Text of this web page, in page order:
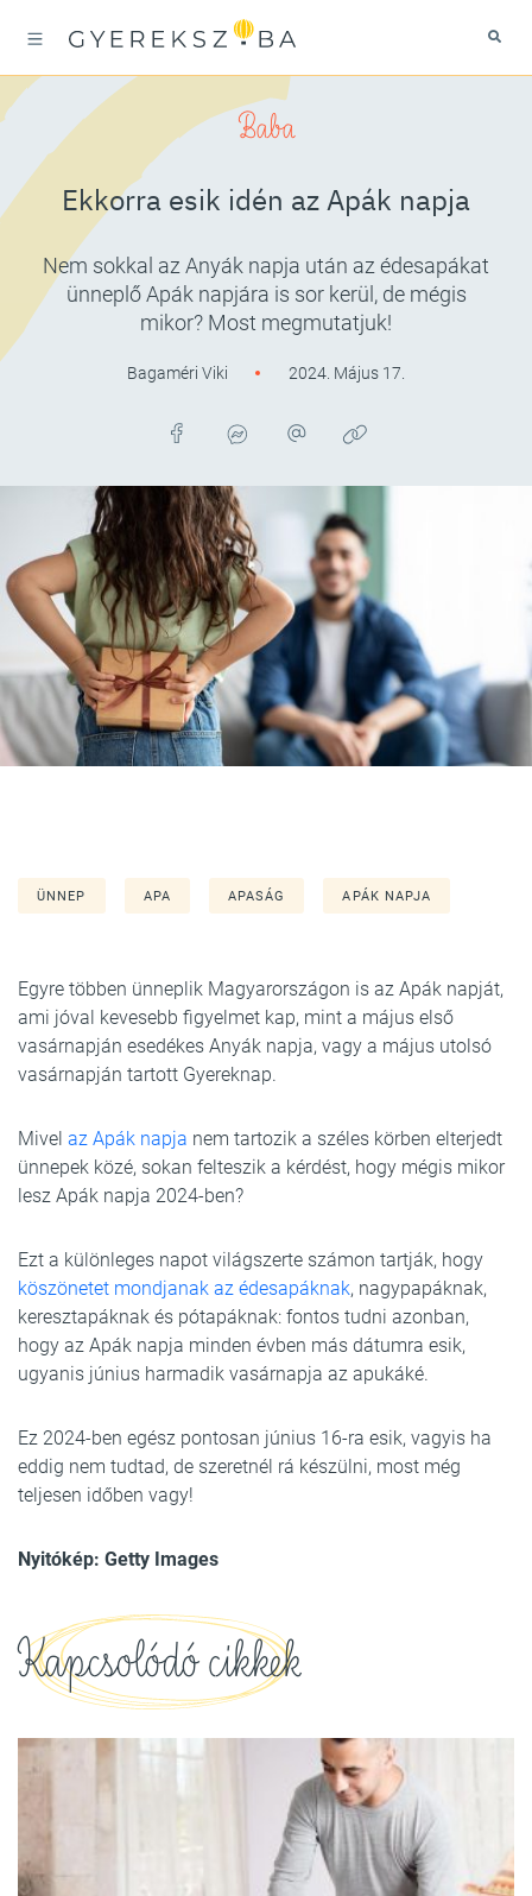
Baba
Ekkorra esik idén az Apák napja
Nem sokkal az Anyák napja után az édesapákat
ünneplő Apák napjára is sor kerül, de mégis
mikor? Most megmutatjuk!
Bagaméri Viki 2024. Május 17.
ÜNNEP APA APASÁG APÁK NAPJA
Egyre többen ünneplik Magyarországon is az Apák napját,
ami jóval kevesebb figyelmet kap, mint a május első
vasárnapján esedékes Anyák napja, vagy a május utolsó
vasárnapján tartott Gyereknap.
Mivel az Apák napja nem tartozik a széles körben elterjedt
ünnepek közé, sokan felteszik a kérdést, hogy mégis mikor
lesz Apák napja 2024-ben?
Ezt a különleges napot világszerte számon tartják, hogy
köszönetet mondjanak az édesapáknak, nagypapáknak,
keresztapáknak és pótapáknak: fontos tudni azonban,
hogy az Apák napja minden évben más dátumra esik,
ugyanis június harmadik vasárnapja az apukáké.
Ez 2024-ben egész pontosan június 16-ra esik, vagyis ha
eddig nem tudtad, de szeretnél rá készülni, most még
teljesen időben vagy!
Nyitókép: Getty Images
Kapcsolódó cikkek